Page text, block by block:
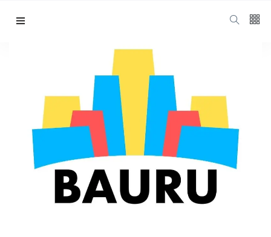
K
curso impressao 3d
bauru
Curso Impressao 3d Bauru